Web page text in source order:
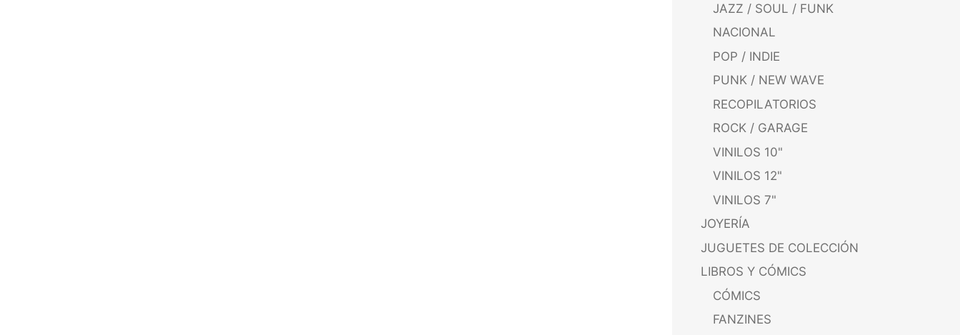
JAZZ / SOUL / FUNK
NACIONAL
POP / INDIE
PUNK / NEW WAVE
RECOPILATORIOS
ROCK / GARAGE
VINILOS 10"
VINILOS 12"
VINILOS 7"
JOYERÍA
JUGUETES DE COLECCIÓN
LIBROS Y CÓMICS
CÓMICS
FANZINES